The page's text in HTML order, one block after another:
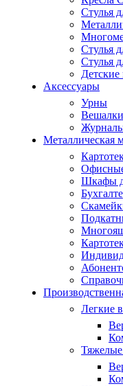
Стулья
Стулья
Стулья
Детские
Аксессуары
Урны
Вешалки
Металлическая
Шкафы
Легкие
Тяжелые